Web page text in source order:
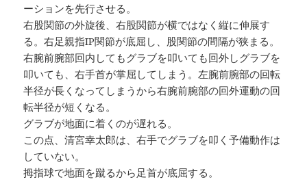
ーションを先行させる。
右股関節の外旋後、右股関節が横ではなく縦に伸展す
る。右足親指IP関節が底屈し、股関節の間隔が狭まる。
右腕前腕部回内してもグラブを叩いても回外しグラブを
叩いても、右手首が掌屈してしまう。左腕前腕部の回転
半径が長くなってしまうから右腕前腕部の回外運動の回
転半径が短くなる。
グラブが地面に着くのが遅れる。
この点、清宮幸太郎は、右手でグラブを叩く予備動作は
していない。
拇指球で地面を蹴るから足首が底屈する。